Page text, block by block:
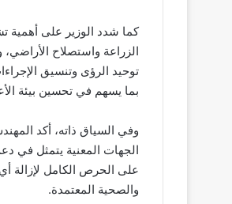
كما شدد الوزير على أهمية
الزراعة واستصلاح
توحيد الرؤى وتنسيق
بما يسهم في تحسين بيئة
وفي السياق ذاته، أكد
الجهات المعنية يتمثل في
على الحرص الكامل لإزالة أي
والصحية المعتمدة.